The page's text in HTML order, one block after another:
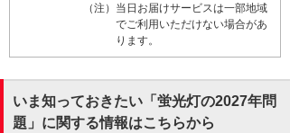
（注）当日お届けサービスは一部地域
でご利用いただけない場合があ
ります。
いま知っておきたい「蛍光灯の2027年問
題」に関する情報はこちらから